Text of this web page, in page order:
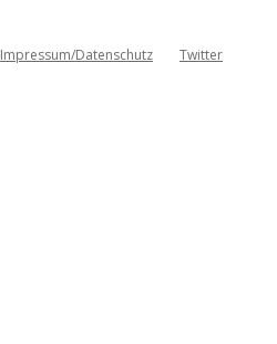
Impressum/Datenschutz Twitter